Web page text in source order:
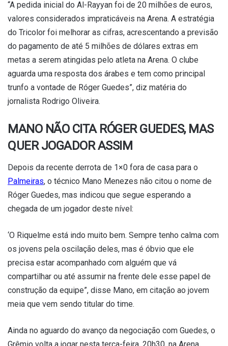
“A pedida inicial do Al-Rayyan foi de 20 milhões de euros,
valores considerados impraticáveis na Arena. A estratégia
do Tricolor foi melhorar as cifras, acrescentando a previsão
do pagamento de até 5 milhões de dólares extras em
metas a serem atingidas pelo atleta na Arena. O clube
aguarda uma resposta dos árabes e tem como principal
trunfo a vontade de Róger Guedes”, diz matéria do
jornalista Rodrigo Oliveira.
MANO NÃO CITA RÓGER GUEDES, MAS
QUER JOGADOR ASSIM
Depois da recente derrota de 1×0 fora de casa para o
Palmeiras, o técnico Mano Menezes não citou o nome de
Róger Guedes, mas indicou que segue esperando a
chegada de um jogador deste nível:
‘O Riquelme está indo muito bem. Sempre tenho calma com
os jovens pela oscilação deles, mas é óbvio que ele
precisa estar acompanhado com alguém que vá
compartilhar ou até assumir na frente dele esse papel de
construção da equipe”, disse Mano, em citação ao jovem
meia que vem sendo titular do time.
Ainda no aguardo do avanço da negociação com Guedes, o